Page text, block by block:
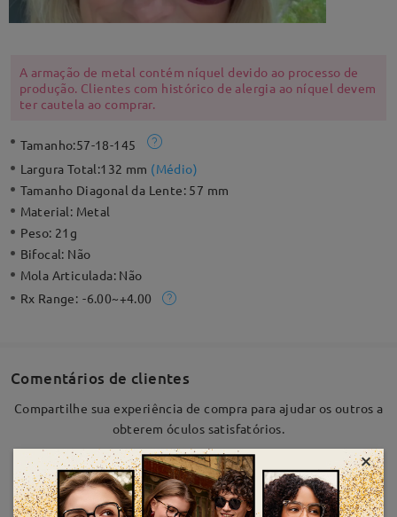
A armação de metal contém níquel devido ao processo de
produção. Clientes com histórico de alergia ao níquel devem
ter cautela ao comprar.
Tamanho:57-18-145
Largura Total:132 mm (Médio)
Tamanho Diagonal da Lente: 57 mm
Material: Metal
Peso: 21g
Bifocal: Não
Mola Articulada: Não
Rx Range: -6.00~+4.00
Comentários de clientes
Compartilhe sua experiência de compra para ajudar os outros a
obterem óculos satisfatórios.
Escrever uma Avaliação
×